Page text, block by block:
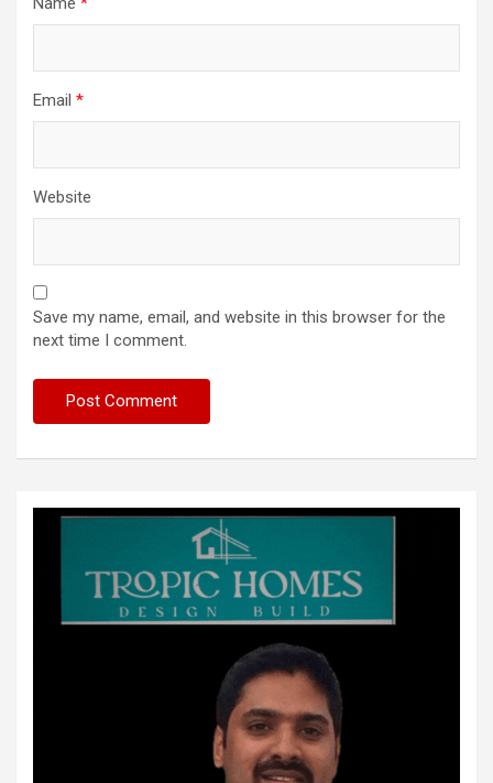
Email *
Website
Save my name, email, and website in this browser for the
next time I comment.